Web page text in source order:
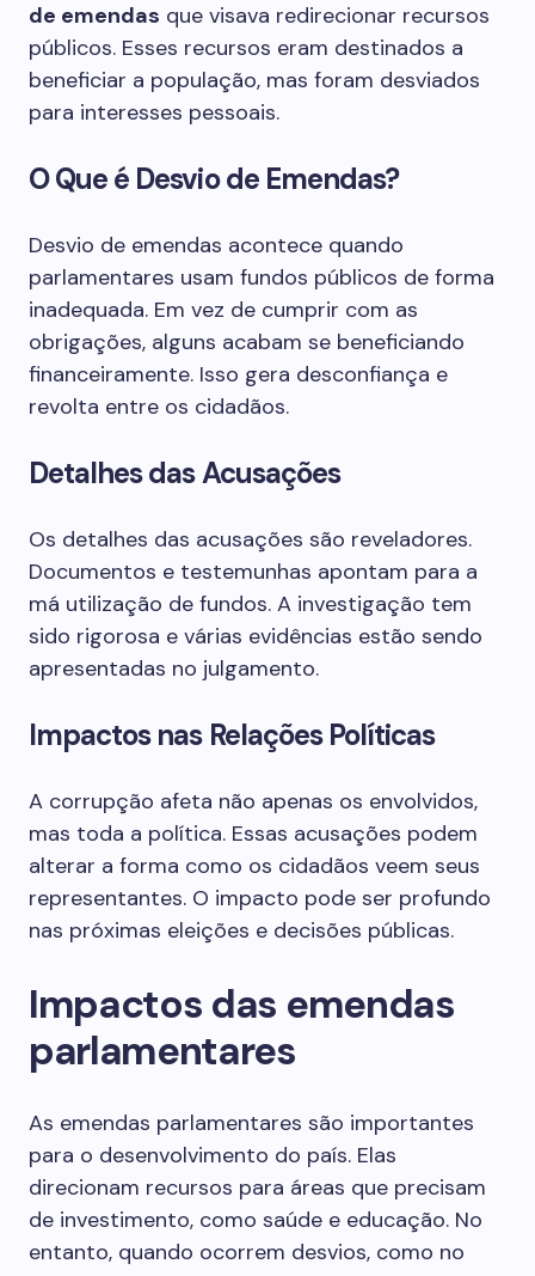
de emendas que visava redirecionar recursos
públicos. Esses recursos eram destinados a
beneficiar a população, mas foram desviados
para interesses pessoais.
O Que é Desvio de Emendas?
Desvio de emendas acontece quando
parlamentares usam fundos públicos de forma
inadequada. Em vez de cumprir com as
obrigações, alguns acabam se beneficiando
financeiramente. Isso gera desconfiança e
revolta entre os cidadãos.
Detalhes das Acusações
Os detalhes das acusações são reveladores.
Documentos e testemunhas apontam para a
má utilização de fundos. A investigação tem
sido rigorosa e várias evidências estão sendo
apresentadas no julgamento.
Impactos nas Relações Políticas
A corrupção afeta não apenas os envolvidos,
mas toda a política. Essas acusações podem
alterar a forma como os cidadãos veem seus
representantes. O impacto pode ser profundo
nas próximas eleições e decisões públicas.
Impactos das emendas
parlamentares
As emendas parlamentares são importantes
para o desenvolvimento do país. Elas
direcionam recursos para áreas que precisam
de investimento, como saúde e educação. No
entanto, quando ocorrem desvios, como no